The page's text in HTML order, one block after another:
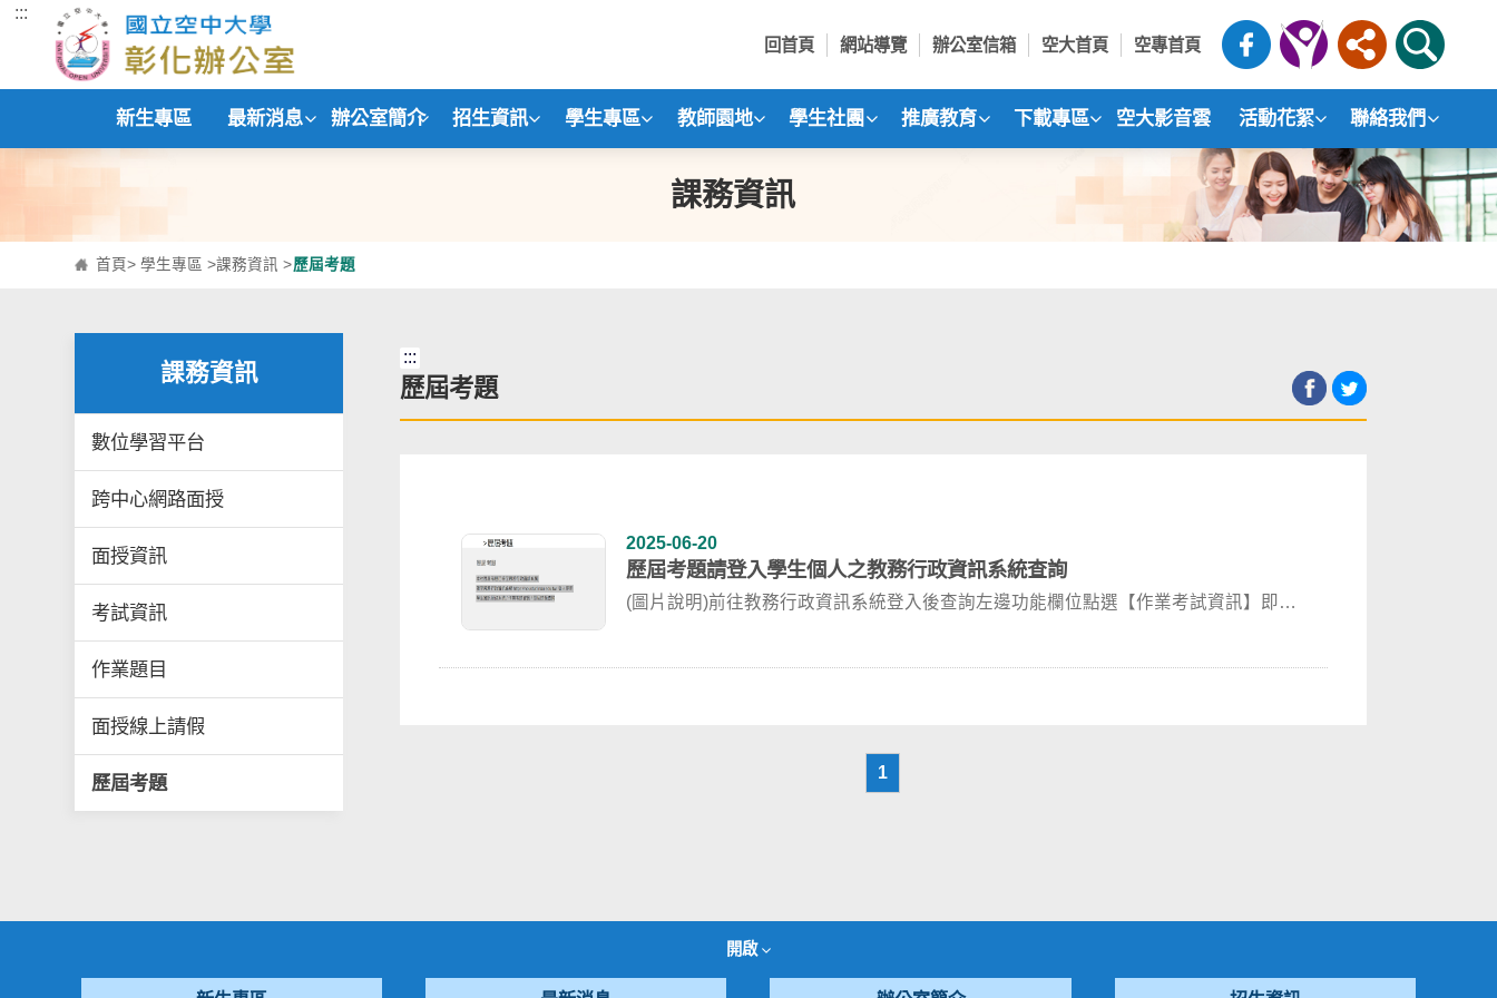
跳到主要內容區塊
:::
回首頁
網站導覽 辦公室信箱 空大首頁 空專首頁
新生專區 最新消息 辦公室簡介 招生資訊 學生專區 教師園地 學生社團 推廣教育 下載專區 空大影音雲 活動花絮 聯絡我們
課務資訊
首頁>學生專區 >課務資訊 >歷屆考題
課務資訊
數位學習平台
跨中心網路面授
面授資訊
考試資訊
作業題目
面授線上請假
歷屆考題
:::
歷屆考題
2025-06-20
歷屆考題請登入學生個人之教務行政資訊系統查詢
(圖片說明)前往教務行政資訊系統登入後查詢左邊功能欄位點選【作業考試資訊】即可
1
開啟